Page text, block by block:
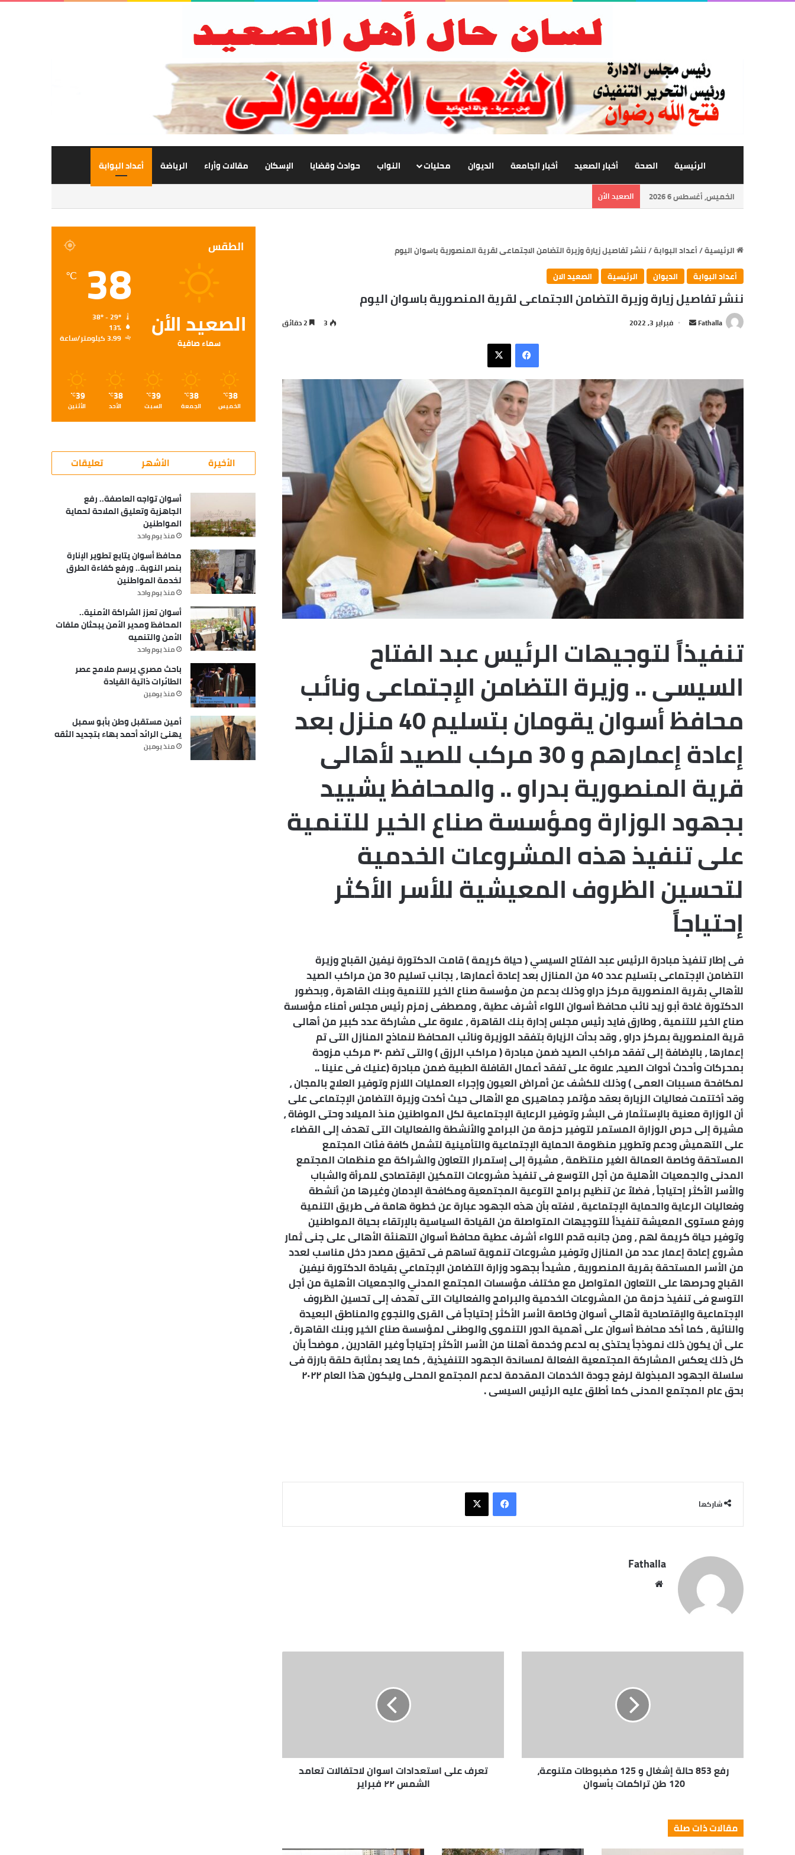
الرئيسية الصحة أخبار الصعيد أخبار الجامعة الديوان محليات النواب حوادث وقضايا الإسكان مقالات وأراء الرياضة أعداد البوابة
الخميس, أغسطس 6 2026 الصعيد الأن
الرئيسية/أعداد البوابة/ننشر تفاصيل زيارة وزيرة التضامن الاجتماعى لقرية المنصورية باسوان اليوم
أعداد البوابة
الديوان الرئيسية الصعيد الان
ننشر تفاصيل زيارة وزيرة التضامن الاجتماعى لقرية المنصورية باسوان اليوم
Fathalla
أرسل فبراير 3, 2022 3
فيسبوك
X
تنفيذاً لتوجيهات الرئيس عبد الفتاح
السيسى .. وزيرة التضامن الإجتماعى ونائب
محافظ أسوان يقومان بتسليم 40 منزل بعد
إعادة إعمارهم و 30 مركب للصيد لأهالى
قرية المنصورية بدراو .. والمحافظ يشييد
بجهود الوزارة ومؤسسة صناع الخير للتنمية
على تنفيذ هذه المشروعات الخدمية
لتحسين الظروف المعيشية للأسر الأكثر
إحتياجاً
فى إطار تنفيذ مبادرة الرئيس عبد الفتاح السيسي ( حياة كريمة ) قامت الدكتورة نيفين القباج وزيرة
التضامن الإجتماعى بتسليم عدد 40 من المنازل بعد إعادة أعمارها ، بجانب تسليم 30 من مراكب الصيد
للأهالي بقرية المنصورية مركز دراو وذلك بدعم من مؤسسة صناع الخير للتنمية وبنك القاهرة ، وبحضور
الدكتورة غادة أبو زيد نائب محافظ أسوان اللواء أشرف عطية ، ومصطفى زمزم رئيس مجلس أمناء مؤسسة
صناع الخير للتنمية ، وطارق فايد رئيس مجلس إدارة بنك القاهرة ، علاوة على مشاركة عدد كبير من أهالى
قرية المنصورية بمركز دراو ، وقد بدأت الزيارة بتفقد الوزيرة ونائب المحافظ لنماذج المنازل التى تم
إعمارها ، بالإضافة إلى تفقد مراكب الصيد ضمن مبادرة ( مراكب الرزق ) والتى تضم ٣٠ مركب مزودة
بمحركات وأحدث أدوات الصيد، علاوة على تفقد أعمال القافلة الطبية ضمن مبادرة (عنيك فى عنينا ..
لمكافحة مسببات العمى ) وذلك للكشف عن أمراض العيون وإجراء العمليات اللازم وتوفير العلاج بالمجان ،
وقد أختتمت فعاليات الزيارة بعقد مؤتمر جماهيرى مع الأهالى حيث أكدت وزيرة التضامن الإجتماعى على
أن الوزارة معنية بالإستثمار فى البشر وتوفير الرعاية الإجتماعية لكل المواطنين منذ الميلاد وحتى الوفاة ،
مشيرة إلى حرص الوزارة المستمر لتوفير حزمة من البرامج والأنشطة والفعاليات التى تهدف إلى القضاء
على التهميش ودعم وتطوير منظومة الحماية الإجتماعية والتأمينية لتشمل كافة فئات المجتمع
المستحقة وخاصة العمالة الغير منتظمة ، مشيرة إلى إستمرار التعاون والشراكة مع منظمات المجتمع
المدنى والجمعيات الأهلية من أجل التوسع فى تنفيذ مشروعات التمكين الإقتصادى للمرأة والشباب
والأسر الأكثر إحتياجاً ، فضلاً عن تنظيم برامج التوعية المجتمعية ومكافحة الإدمان وغيرها من أنشطة
وفعاليات الرعاية والحماية الإجتماعية ، لافته بأن هذه الجهود عبارة عن خطوة هامة فى طريق التنمية
ورفع مستوى المعيشة تنفيذاً للتوجيهات المتواصلة من القيادة السياسية بالإرتقاء بحياة المواطنين
وتوفير حياة كريمة لهم ، ومن جانبه قدم اللواء أشرف عطية محافظ أسوان التهنئة الأهالى على جنى ثمار
مشروع إعادة إعمار عدد من المنازل وتوفير مشروعات تنموية تساهم فى تحقيق مصدر دخل مناسب لعدد
من الأسر المستحقة بقرية المنصورية ، مشيداً بجهود وزارة التضامن الإجتماعي بقيادة الدكتورة نيفين
القباج وحرصها على التعاون المتواصل مع مختلف مؤسسات المجتمع المدني والجمعيات الأهلية من أجل
التوسع فى تنفيذ حزمة من المشروعات الخدمية والبرامج والفعاليات التى تهدف إلى تحسين الظروف
الإجتماعية والإقتصادية لأهالي أسوان وخاصة الأسر الأكثر إحتياجاً فى القرى والنجوع والمناطق البعيدة
والنائية ، كما أكد محافظ أسوان على أهمية الدور التنموى والوطنى لمؤسسة صناع الخير وبنك القاهرة ،
على أن يكون ذلك نموذجاً يحتذى به لدعم وخدمة أهلنا من الأسر الأكثر إحتياجاً وغير القادرين ، موضحاً بأن
كل ذلك يعكس المشاركة المجتمعية الفعالة لمساندة الجهود التنفيذية ، كما يعد بمثابة حلقة بارزة فى
سلسلة الجهود المبذولة لرفع جودة الخدمات المقدمة لدعم المجتمع المحلى وليكون هذا العام ٢٠٢٢
بحق عام المجتمع المدنى كما أطلق عليه الرئيس السيسى .
شاركها
فيسبوك
X
Fathalla
رفع 853 حالة إشغال و 125 مضبوطات متنوعة،
120 طن تراكمات بأسوان
تعرف على استعدادات اسوان لاحتفالات تعامد
الشمس ٢٢ فبراير
مقالات ذات صلة
الطقس
الصعيد الأن
سماء صافية
38
℃
13%
3.99 كيلومتر/ساعة
38
℃
الخميس
38
℃
الجمعة
39
℃
السبت
38
℃
الأحد
39
℃
الأثنين
الأخيرة الأشهر تعليقات
أسوان تواجه العاصفة.. رفع
الجاهزية وتعليق الملاحة لحماية
المواطنين
منذ يوم واحد
محافظ أسوان يتابع تطوير الإنارة
بنصر النوبة.. ورفع كفاءة الطرق
لخدمة المواطنين
منذ يوم واحد
أسوان تعزز الشراكة الأمنية..
المحافظ ومدير الأمن يبحثان ملفات
الأمن والتنميه
منذ يوم واحد
باحث مصري يرسم ملامح عصر
الطائرات ذاتية القيادة
منذ يومين
أمين مستقبل وطن بأبو سمبل
يهنئ الرائد أحمد بهاء بتجديد الثقه
منذ يومين